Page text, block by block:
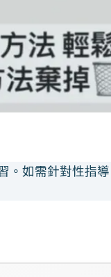
。如需針對性指